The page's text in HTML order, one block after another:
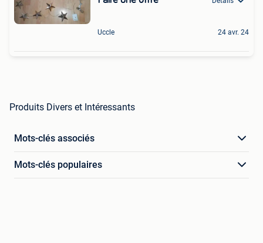
Uccle 24 avr. 24
Produits Divers et Intéressants
Mots-clés associés
Mots-clés populaires